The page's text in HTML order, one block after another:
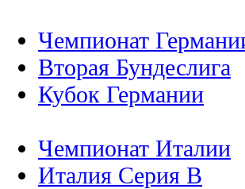
Чемпионат
Вторая Бундеслига
Кубок Германии
Чемпионат Италии
Италия Серия B